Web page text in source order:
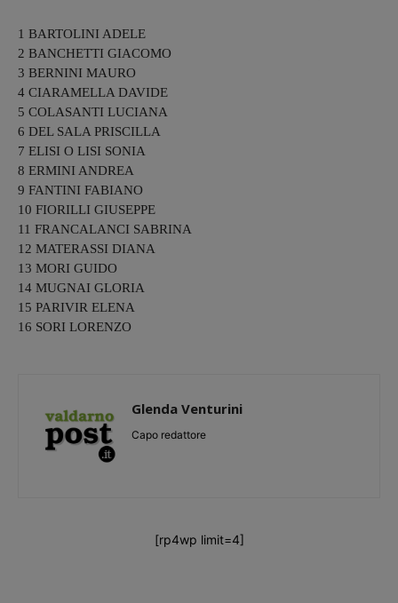
1 BARTOLINI ADELE
2 BANCHETTI GIACOMO
3 BERNINI MAURO
4 CIARAMELLA DAVIDE
5 COLASANTI LUCIANA
6 DEL SALA PRISCILLA
7 ELISI O LISI SONIA
8 ERMINI ANDREA
9 FANTINI FABIANO
10 FIORILLI GIUSEPPE
11 FRANCALANCI SABRINA
12 MATERASSI DIANA
13 MORI GUIDO
14 MUGNAI GLORIA
15 PARIVIR ELENA
16 SORI LORENZO
Glenda Venturini
Capo redattore
[rp4wp limit=4]